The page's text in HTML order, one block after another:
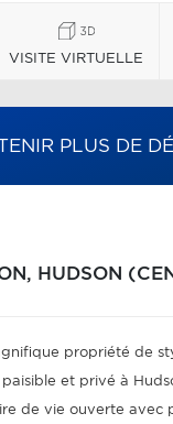
VISITE VIRTUELLE
PLUS DE
HUDSON
propriété de
et privé à
de vie ouverte avec